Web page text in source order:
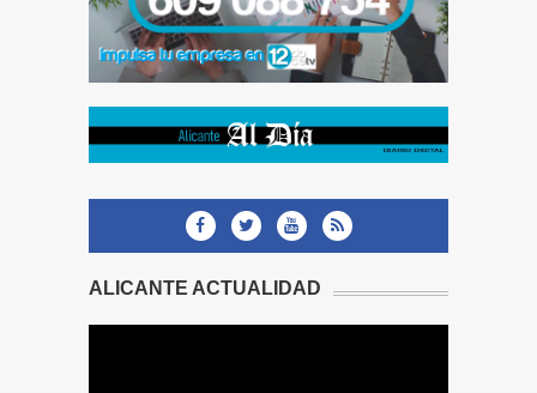
ALICANTE ACTUALIDAD